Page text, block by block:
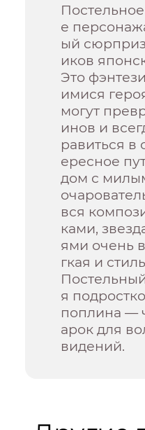
е
ый
иков
Это
имися
могут
инов и
равиться в
ересное
дом с
вся
ками,
ями очень
гкая и
я
поплина —
арок для
видений.